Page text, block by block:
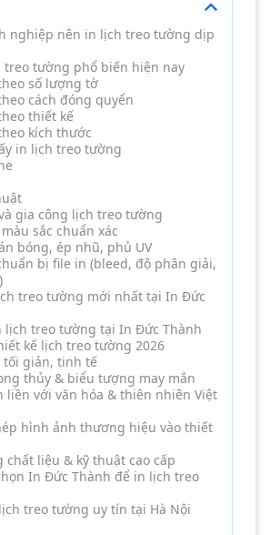
nghiệp nên in lịch treo tường dịp
treo tường phổ biến hiện nay
số lượng tờ
cách đóng quyển
thiết kế
kích thước
in lịch treo tường
gia công lịch treo tường
sắc chuẩn xác
bóng, ép nhũ, phủ UV
bị file in (bleed, độ phân giải,
treo tường mới nhất tại In Đức
lịch treo tường tại In Đức Thành
kế lịch treo tường 2026
tối giản, tinh tế
thủy & biểu tượng may mắn
liền với văn hóa & thiên nhiên Việt
hình ảnh thương hiệu vào thiết
chất liệu & kỹ thuật cao cấp
In Đức Thành để in lịch treo
treo tường uy tín tại Hà Nội